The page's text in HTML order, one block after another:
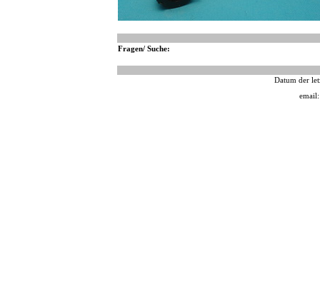
Fragen/ Suche:
Datum der